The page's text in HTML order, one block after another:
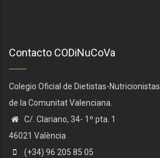
Contacto CODiNuCoVa
Colegio Oficial de Dietistas-Nutricionistas
de la Comunitat Valenciana.
C/. Clariano, 34- 1º pta. 1
46021 València
(+34) 96 205 85 05